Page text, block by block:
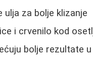
ulja za bolje klizanje
i crvenilo kod
bolje rezultate